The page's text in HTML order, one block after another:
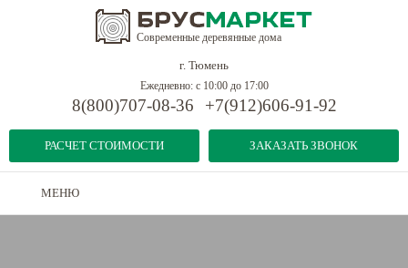
Современные деревянные дома
г. Тюмень
РАСЧЕТ СТОИМОСТИ
Ежедневно: с 10:00 до 17:00
8(800)707-08-36 +7(912)606-91-92
ЗАКАЗАТЬ ЗВОНОК
МЕНЮ